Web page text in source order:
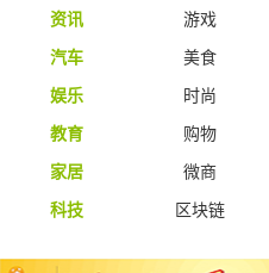
资讯 游戏
汽车
美食
娱乐
时尚
教育
购物
家居
微商
科技
区块链